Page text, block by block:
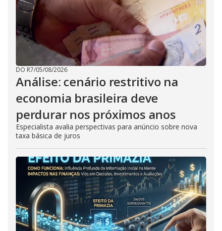
DO R7/05/08/2026
Análise: cenário restritivo na
economia brasileira deve
perdurar nos próximos anos
Especialista avalia perspectivas para anúncio sobre nova
taxa básica de juros